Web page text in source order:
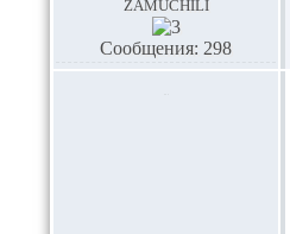
Сообщения: 298